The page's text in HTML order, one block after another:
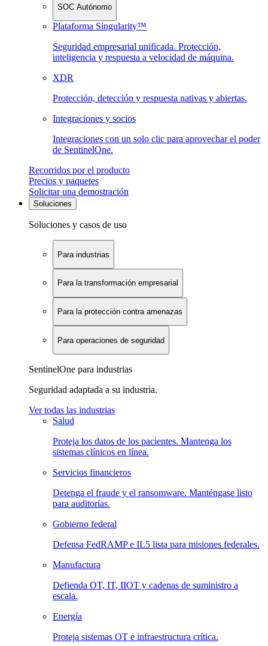
SOC Autónomo
Plataforma Singularity™
Seguridad empresarial unificada. Protección,
inteligencia y respuesta a velocidad de máquina.
XDR
Protección, detección y respuesta nativas y abiertas.
Integraciones y socios
Integraciones con un solo clic para aprovechar el poder
de SentinelOne.
Recorridos por el producto
Precios y paquetes
Solicitar una demostración
Soluciones
Soluciones y casos de uso
Para industrias
Para la transformación empresarial
Para la protección contra amenazas
Para operaciones de seguridad
SentinelOne para industrias
Seguridad adaptada a su industria.
Ver todas las industrias
Salud
Proteja los datos de los pacientes. Mantenga los
sistemas clínicos en línea.
Servicios financieros
Detenga el fraude y el ransomware. Manténgase listo
para auditorías.
Gobierno federal
Defensa FedRAMP e IL5 lista para misiones federales.
Manufactura
Defienda OT, IT, IIOT y cadenas de suministro a
escala.
Energía
Proteja sistemas OT e infraestructura crítica.